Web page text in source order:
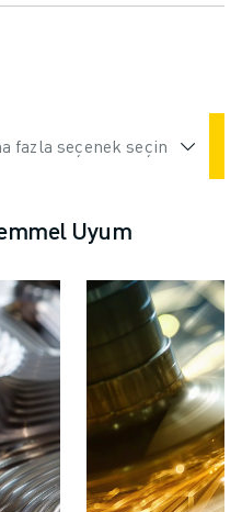
fazla seçenek seçin
Uyum